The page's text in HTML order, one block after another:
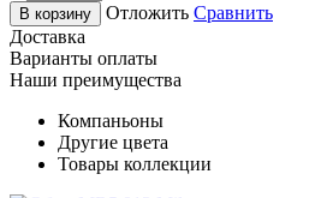
В корзину Отложить Сравнить
Доставка
Варианты оплаты
Наши преимущества
Компаньоны
Другие цвета
Товары коллекции